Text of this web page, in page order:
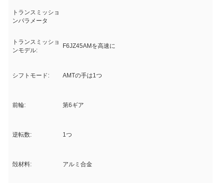
トランスミッショ
ンパラメータ
トランスミッショ
ンモデル:
F6JZ45AMを高速に
シフトモード: AMTの手は1つ
前輪: 第6ギア
逆転数: 1つ
殻材料: アルミ合金